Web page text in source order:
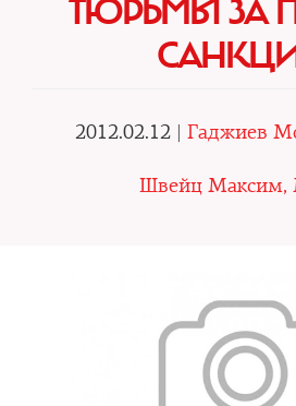
ТЮРЬМЫ ЗА
2012.02.12 | Гаджиев
Швейц Максим,